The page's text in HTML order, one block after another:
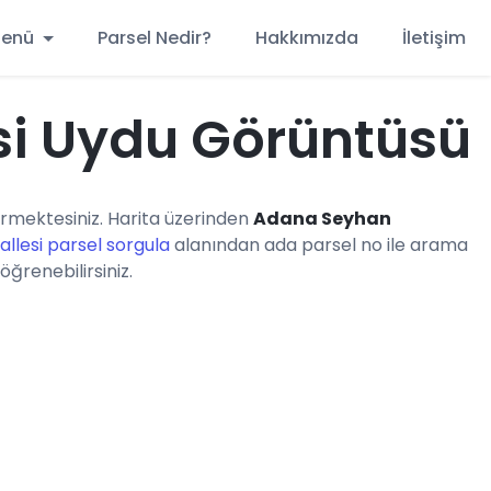
Parsel Nedir? Hakkımızda İletişim
Uydu Görüntüsü
Harita üzerinden Adana Seyhan
parsel sorgulaalanından ada parsel no ile arama